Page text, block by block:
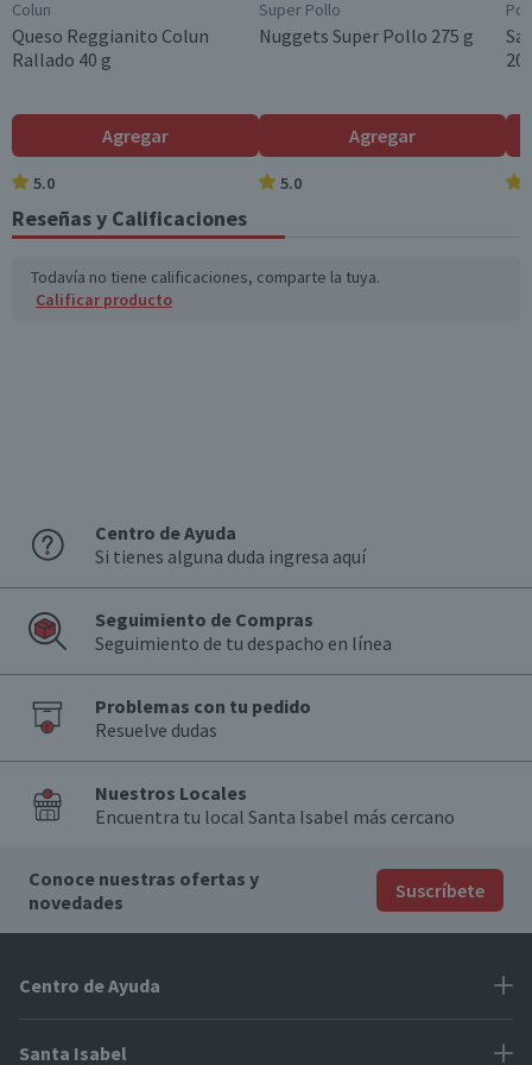
Colun
Queso Reggianito Colun
Rallado 40 g
Agregar
5.0
Super Pollo
Nuggets Super Pollo 275 g
Agregar
5.0
Reseñas y Calificaciones
Todavía no tiene calificaciones, comparte la tuya.
Calificar producto
Centro de Ayuda
Si tienes alguna duda ingresa aquí
Seguimiento de Compras
Seguimiento de tu despacho en línea
Problemas con tu pedido
Resuelve dudas
Nuestros Locales
Encuentra tu local Santa Isabel más cercano
Conoce nuestras ofertas y
novedades
Suscríbete
Centro de Ayuda
Problemas con tu pedido
Santa Isabel